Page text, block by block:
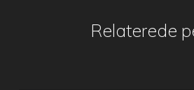
Relaterede